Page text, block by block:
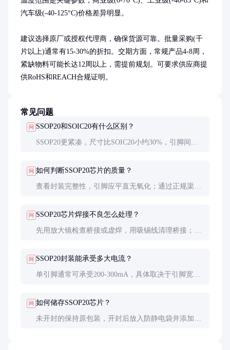
汽车级(-40-125°C)价格差异明显。
建议选择原厂或授权代理商，确保货源可靠。批量采购(千
片以上)通常有15-30%的折扣。交期方面，常规产品4-8周，
紧缺物料可能长达12周以上，需提前规划。可要求供应商提
供RoHS和REACH合规证明。
常见问题
问 SSOP20和SOIC20有什么区别？
SSOP20更紧凑，尺寸比SOIC20小约30%，引脚间距
问 如何判断SSOP20芯片的质量？
查看封装完整性，引脚应平直无氧化；通过正规渠道
问 SSOP20芯片焊接不良怎么处理？
先用放大镜检查桥接或虚焊，用吸锡线清理桥接；虚
问 SSOP20封装能承受多大电流？
单引脚通常可承受200-300mA，具体取决于引脚宽度
问 如何储存SSOP20芯片？
未开封的保持原包装，开封后放入防静电袋并添加干